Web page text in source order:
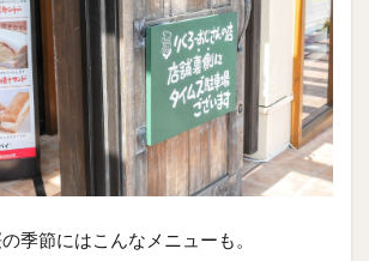
季節にはこんなメニューも。